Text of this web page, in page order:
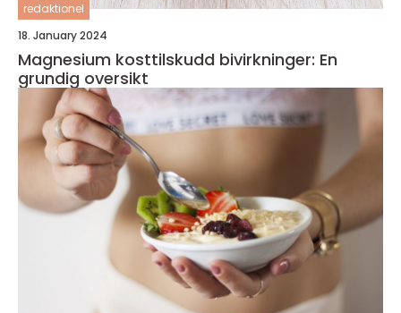
redaktionel
18. January 2024
Magnesium kosttilskudd bivirkninger: En
grundig oversikt